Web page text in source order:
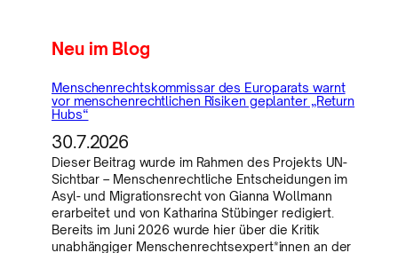
Neu im Blog
Menschenrechtskommissar des Europarats warnt
vor menschenrechtlichen Risiken geplanter „Return
Hubs“
30.7.2026
Dieser Beitrag wurde im Rahmen des Projekts UN-
Sichtbar – Menschenrechtliche Entscheidungen im
Asyl- und Migrationsrecht von Gianna Wollmann
erarbeitet und von Katharina Stübinger redigiert.
Bereits im Juni 2026 wurde hier über die Kritik
unabhängiger Menschenrechtsexpert*innen an der